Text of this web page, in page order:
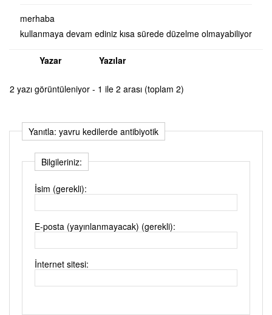
merhaba
kullanmaya devam ediniz kısa sürede düzelme olmayabiliyor
Yazar Yazılar
2 yazı görüntüleniyor - 1 ile 2 arası (toplam 2)
Yanıtla: yavru kedilerde antibiyotik
Bilgileriniz:
İsim (gerekli):
E-posta (yayınlanmayacak) (gerekli):
İnternet sitesi: